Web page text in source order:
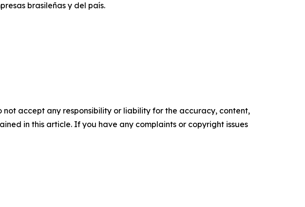
brasileñas y del país.
not accept any responsibility or liability for the accuracy, content,
in this article. If you have any complaints or copyright issues